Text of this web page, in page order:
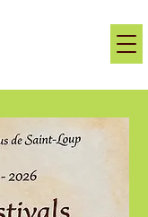
entre Loire et Marais